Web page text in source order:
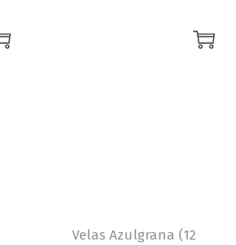
Velas Azulgrana (12